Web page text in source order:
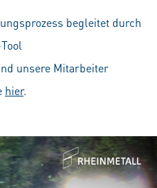
begleitet durch
unsere Mitarbeiter
hier.